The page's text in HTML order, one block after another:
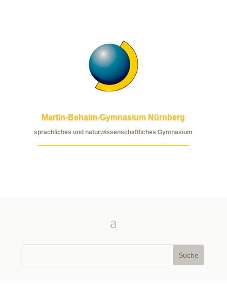
Martin-Behaim-Gymnasium Nürnberg
sprachliches und naturwissenschaftliches Gymnasium